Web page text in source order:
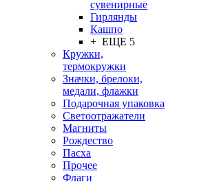
сувенирные
Гирлянды
Кашпо
+ ЕЩЕ 5
Кружки,
термокружки
Значки, брелоки,
медали, флажки
Подарочная упаковка
Светоотражатели
Магниты
Рождество
Пасха
Прочее
Флаги